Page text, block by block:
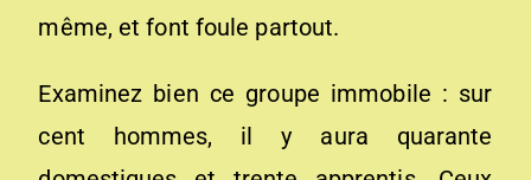
même, et font foule partout.
Examinez bien ce groupe immobile : sur
cent hommes, il y aura quarante